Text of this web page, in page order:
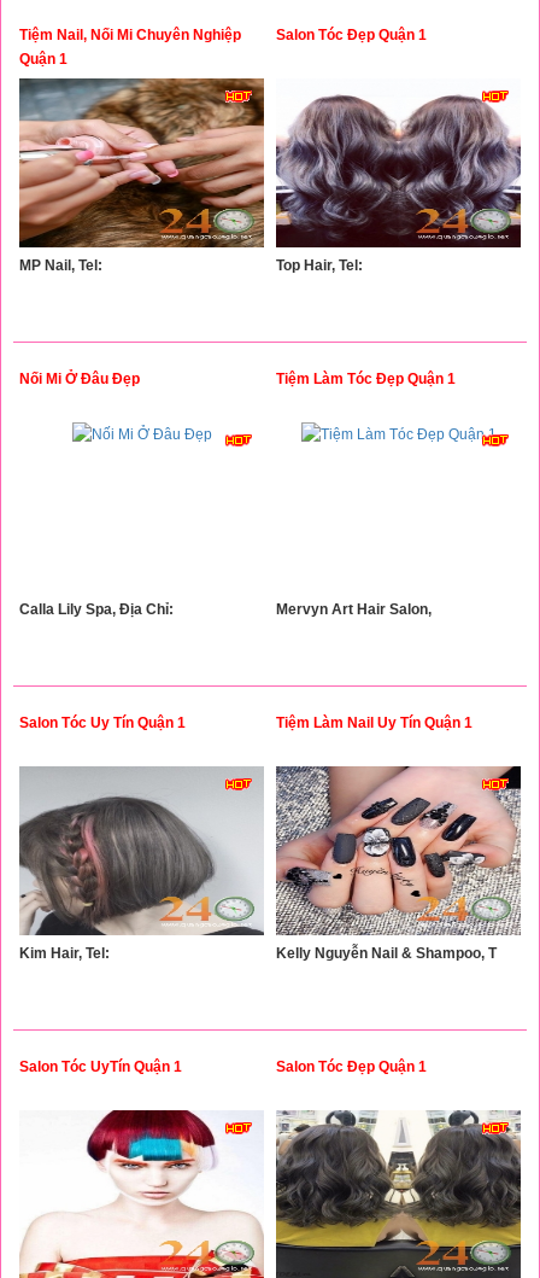
Tiệm Nail, Nối Mi Chuyên Nghiệp
Quận 1
MP Nail, Tel:
Salon Tóc Đẹp Quận 1
Top Hair, Tel:
Nối Mi Ở Đâu Đẹp
Calla Lily Spa, Địa Chỉ:
Tiệm Làm Tóc Đẹp Quận 1
Mervyn Art Hair Salon,
Salon Tóc Uy Tín Quận 1
Kim Hair, Tel:
Tiệm Làm Nail Uy Tín Quận 1
Kelly Nguyễn Nail & Shampoo, T
Salon Tóc UyTín Quận 1 Salon Tóc Đẹp Quận 1